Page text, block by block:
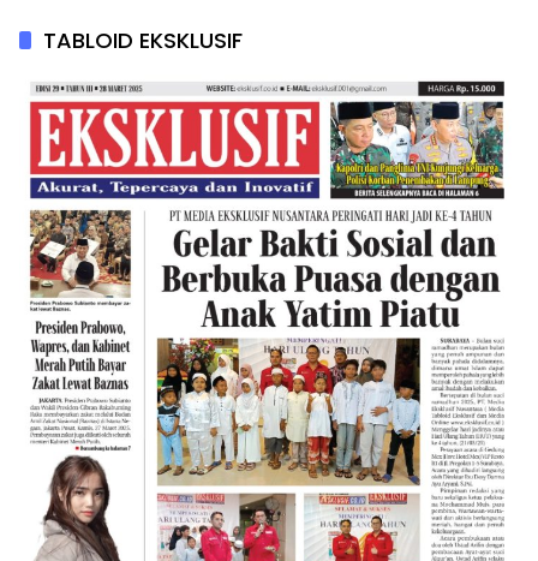
TABLOID EKSKLUSIF